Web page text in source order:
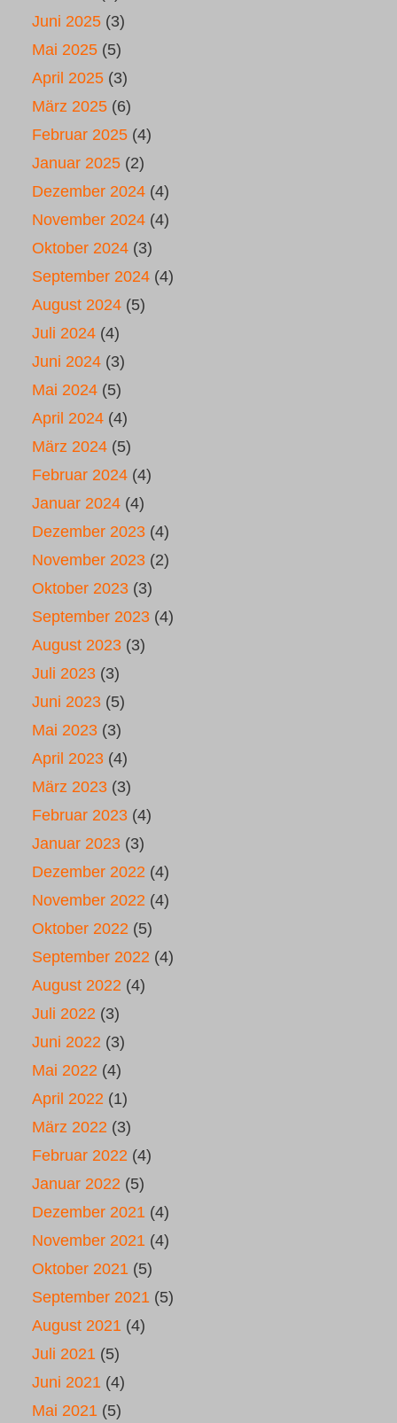
Juni 2025 (3)
Mai 2025 (5)
April 2025 (3)
März 2025 (6)
Februar 2025 (4)
Januar 2025 (2)
Dezember 2024 (4)
November 2024 (4)
Oktober 2024 (3)
September 2024 (4)
August 2024 (5)
Juli 2024 (4)
Juni 2024 (3)
Mai 2024 (5)
April 2024 (4)
März 2024 (5)
Februar 2024 (4)
Januar 2024 (4)
Dezember 2023 (4)
November 2023 (2)
Oktober 2023 (3)
September 2023 (4)
August 2023 (3)
Juli 2023 (3)
Juni 2023 (5)
Mai 2023 (3)
April 2023 (4)
März 2023 (3)
Februar 2023 (4)
Januar 2023 (3)
Dezember 2022 (4)
November 2022 (4)
Oktober 2022 (5)
September 2022 (4)
August 2022 (4)
Juli 2022 (3)
Juni 2022 (3)
Mai 2022 (4)
April 2022 (1)
März 2022 (3)
Februar 2022 (4)
Januar 2022 (5)
Dezember 2021 (4)
November 2021 (4)
Oktober 2021 (5)
September 2021 (5)
August 2021 (4)
Juli 2021 (5)
Juni 2021 (4)
Mai 2021 (5)